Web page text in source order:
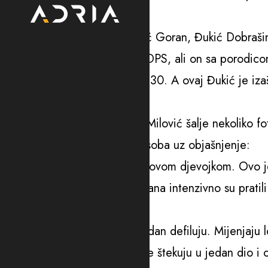
pojašnjenje.
“Milutin Đukanović, Kecojević Goran, Đukić
a. I bio je onaj Mitrović Ivan DPS, ali on sa
oko 14.10, a vratili se oko 16.30. A ovaj Đukić je
Gotovo istovremeno Dražen Milović šalje nekoliko
četiri muške i jedna ženska osoba uz objašnjenje:
“Na poslednju sliku je on, sa ovom djevojkom.
Dvojica Milovića i narednih dana intenzivno su
“Juce su samo dolazili. Cijeli dan defiluju.
dolaze. Bila su dvojica. Oni se štekuju u jedan dio